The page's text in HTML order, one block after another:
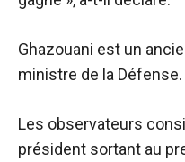
Ghazouani est un
ministre de la Défense.
Les observateurs
président sortant au